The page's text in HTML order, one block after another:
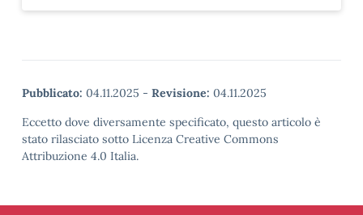
Pubblicato: 04.11.2025 - Revisione: 04.11.2025
Eccetto dove diversamente specificato, questo articolo è
stato rilasciato sotto Licenza Creative Commons
Attribuzione 4.0 Italia.